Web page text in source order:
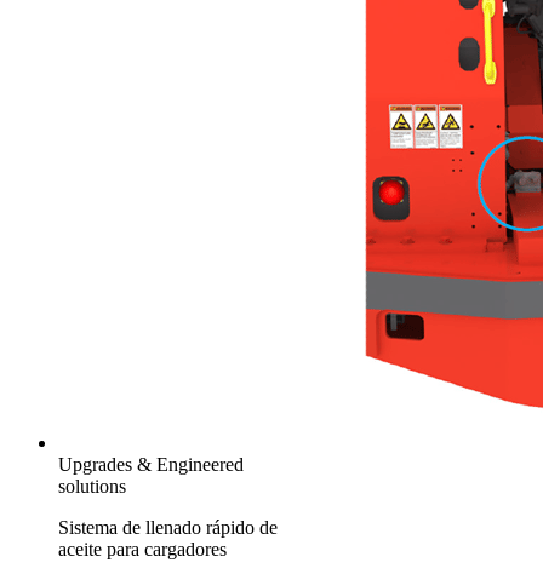
Upgrades & Engineered
solutions
Sistema de llenado rápido de
aceite para cargadores